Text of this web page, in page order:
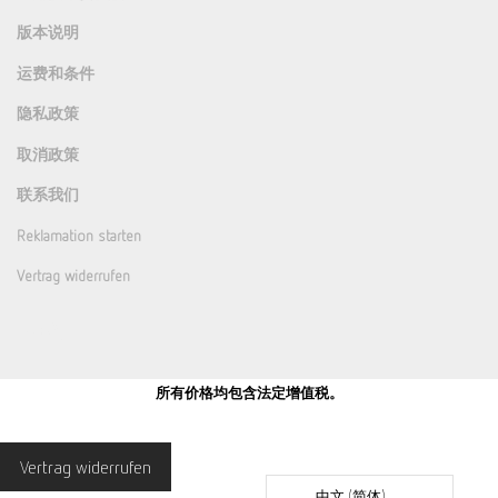
版本说明
运费和条件
隐私政策
取消政策
联系我们
Reklamation starten
Vertrag widerrufen
所有价格均包含法定增值税。
Vertrag widerrufen